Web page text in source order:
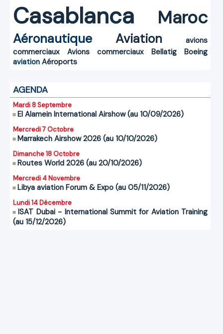
Casablanca Maroc
Aéronautique Aviation
avions
commerciaux
Avions commerciaux Bellatig
Boeing
aviation Aéroports
AGENDA
Mardi 8 Septembre
El Alamein International Airshow (au 10/09/2026)
Mercredi 7 Octobre
Marrakech Airshow 2026 (au 10/10/2026)
Dimanche 18 Octobre
Routes World 2026 (au 20/10/2026)
Mercredi 4 Novembre
Libya aviation Forum & Expo (au 05/11/2026)
Lundi 14 Décembre
ISAT Dubai - International Summit for Aviation Training
(au 15/12/2026)